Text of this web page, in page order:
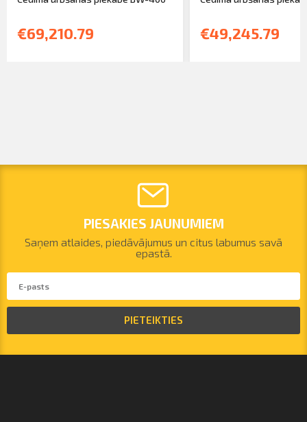
€69,210.79 €49,245.79
PIESAKIES JAUNUMIEM
Saņem atlaides, piedāvājumus un citus labumus savā
epastā.
PIETEIKTIES